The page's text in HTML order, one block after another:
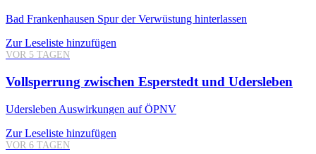
Bad Frankenhausen Spur der Verwüstung hinterlassen
Zur Leseliste hinzufügen
VOR 5 TAGEN
Vollsperrung zwischen Esperstedt und Udersleben
Udersleben Auswirkungen auf ÖPNV
Zur Leseliste hinzufügen
VOR 6 TAGEN